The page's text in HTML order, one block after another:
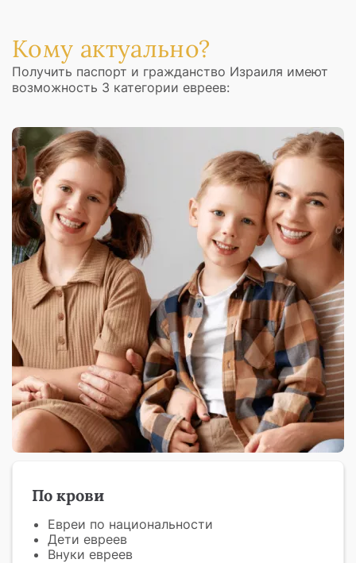
Кому актуально?
Получить паспорт и гражданство Израиля имеют
возможность 3 категории евреев:
По крови
Евреи по национальности
Дети евреев
Внуки евреев